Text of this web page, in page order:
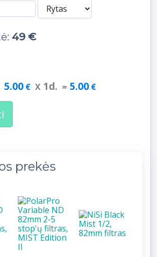
49 €
5.00 € X 1d. = 5.00 €
prekės